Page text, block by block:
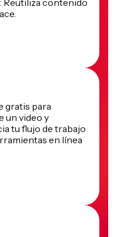
Reutiliza contenido
gratis para
un video y
tu flujo de trabajo
en línea